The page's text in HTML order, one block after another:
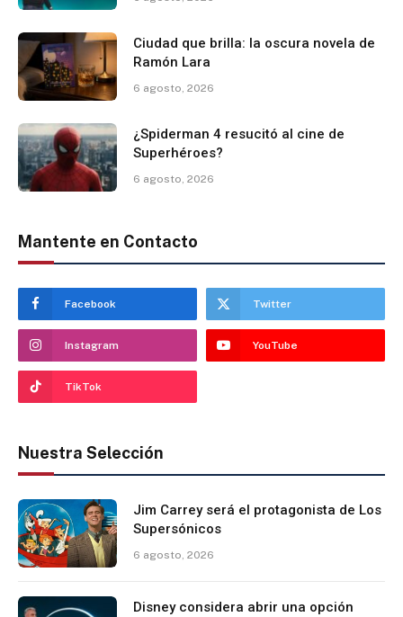
Ciudad que brilla: la oscura novela de
Ramón Lara
6 agosto, 2026
¿Spiderman 4 resucitó al cine de
Superhéroes?
6 agosto, 2026
Mantente en Contacto
Facebook Twitter
Instagram YouTube
TikTok
Nuestra Selección
Jim Carrey será el protagonista de Los
Supersónicos
6 agosto, 2026
Disney considera abrir una opción